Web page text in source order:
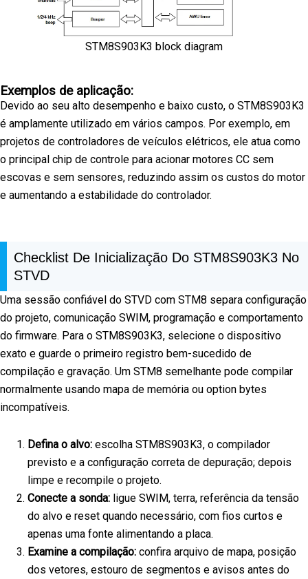
STM8S903K3 block diagram
Exemplos de aplicação:
Devido ao seu alto desempenho e baixo custo, o STM8S903K3
é amplamente utilizado em vários campos. Por exemplo, em
projetos de controladores de veículos elétricos, ele atua como
o principal chip de controle para acionar motores CC sem
escovas e sem sensores, reduzindo assim os custos do motor
e aumentando a estabilidade do controlador.
Checklist De Inicialização Do STM8S903K3 No
STVD
Uma sessão confiável do STVD com STM8 separa configuração
do projeto, comunicação SWIM, programação e comportamento
do firmware. Para o STM8S903K3, selecione o dispositivo
exato e guarde o primeiro registro bem-sucedido de
compilação e gravação. Um STM8 semelhante pode compilar
normalmente usando mapa de memória ou option bytes
incompatíveis.
Defina o alvo: escolha STM8S903K3, o compilador
previsto e a configuração correta de depuração; depois
limpe e recompile o projeto.
Conecte a sonda: ligue SWIM, terra, referência da tensão
do alvo e reset quando necessário, com fios curtos e
apenas uma fonte alimentando a placa.
Examine a compilação: confira arquivo de mapa, posição
dos vetores, estouro de segmentos e avisos antes do